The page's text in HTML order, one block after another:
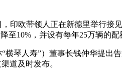
欧带领人正在新德里举行接
10%，并设有每年25万辆的配
人寿”）董事长钱仲华提出
道及时发布。